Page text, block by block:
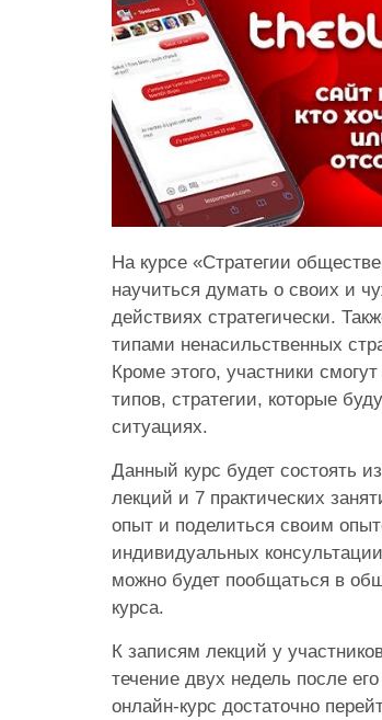
На курсе «Стратегии
научиться думать о своих и
действиях стратегически.
типами ненасильственных
Кроме этого, участники
типов, стратегии, которые
ситуациях.
Данный курс будет состоять
лекций и 7 практических
опыт и поделиться своим
индивидуальных
можно будет пообщаться в
курса.
К записям лекций у
течение двух недель после
онлайн-курс достаточно